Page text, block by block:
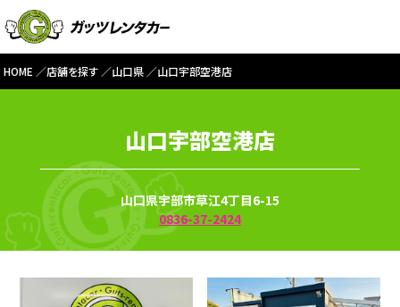
HOME 店舗を探す 山口県 山口宇部空港店
山口宇部空港店
山口県宇部市草江4丁目6-15
0836-37-2424